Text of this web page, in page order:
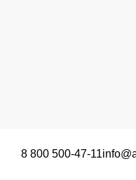
8 800 500-47-11